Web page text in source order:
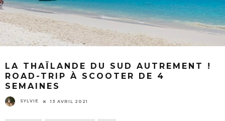
LA THAÏLANDE DU SUD AUTREMENT !
ROAD-TRIP À SCOOTER DE 4
SEMAINES
SYLVIE 13 AVRIL 2021